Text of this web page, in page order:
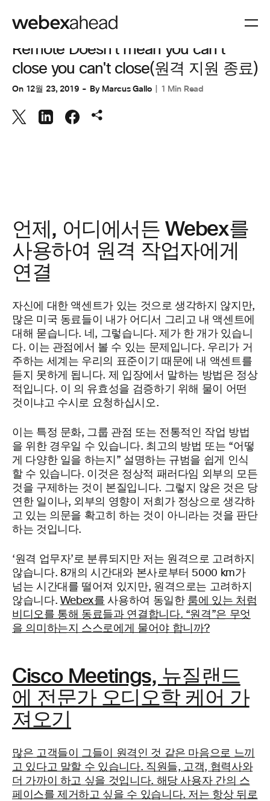
협업
Remote Doesn't mean you can't
close you can't close(원격 지원 종료)
On 12월 23, 2019 By Marcus Gallo 1 Min Read
언제, 어디에서든 Webex를
사용하여 원격 작업자에게
연결
자신에 대한 액센트가 있는 것으로 생각하지 않지만,
많은 미국 동료들이 내가 어디서 그리고 내 액센트에
대해 묻습니다. 네, 그렇습니다. 제가 한 개가 있습니
다. 이는 관점에서 볼 수 있는 문제입니다. 우리가 거
주하는 세계는 우리의 표준이기 때문에 내 액센트를
듣지 못하게 됩니다. 제 입장에서 말하는 방법은 정상
적입니다. 이 의 유효성을 검증하기 위해 물이 어떤
것이냐고 수시로 요청하십시오.
이는 특정 문화, 그룹 관점 또는 전통적인 작업 방법
을 위한 경우일 수 있습니다. 최고의 방법 또는 “어떻
게 다양한 일을 하는지” 설명하는 규범을 쉽게 인식
할 수 있습니다. 이것은 정상적 패러다임 외부의 모든
것을 구제하는 것이 본질입니다. 그렇지 않은 것은 당
연한 일이나, 외부의 영향이 저희가 정상으로 생각하
고 있는 의문을 확고히 하는 것이 아니라는 것을 판단
하는 것입니다.
‘원격 업무자’로 분류되지만 저는 원격으로 고려하지
않습니다. 8개의 시간대와 본사로부터 5000 km가
넘는 시간대를 떨어져 있지만, 원격으로는 고려하지
않습니다. Webex를 사용하여 동일한 룸에 있는 처럼
비디오를 통해 동료들과 연결합니다. “원격”은 무엇
을 의미하는지 스스로에게 물어야 합니까?
Cisco Meetings, 뉴질랜드
에 전문가 오디오학 케어 가
져오기
많은 고객들이 그들이 원격인 것 같은 마음으로 느끼
고 있다고 말할 수 있습니다. 직원들, 고객, 협력사와
더 가까이 하고 싶을 것입니다. 해당 사용자 간의 스
페이스를 제거하고 싶을 수 있습니다. 저는 항상 뒤로